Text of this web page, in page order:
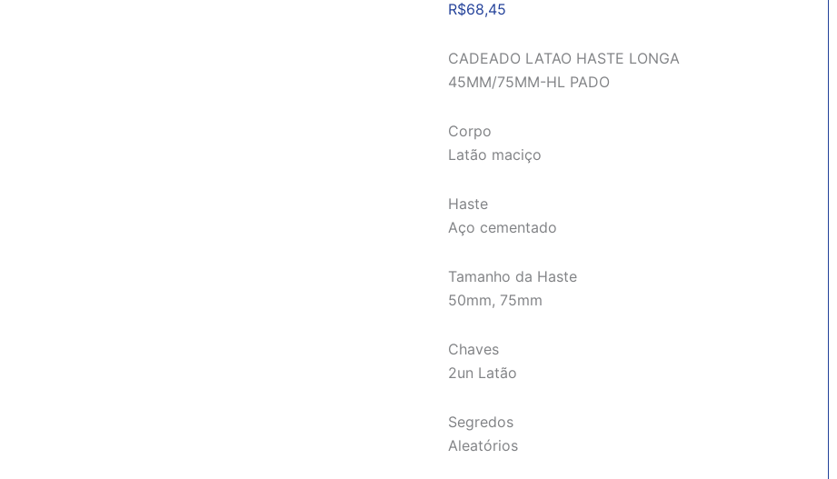
R$68,45
CADEADO LATAO HASTE LONGA
45MM/75MM-HL PADO
Corpo
Latão maciço
Haste
Aço cementado
Tamanho da Haste
50mm, 75mm
Chaves
2un Latão
Segredos
Aleatórios